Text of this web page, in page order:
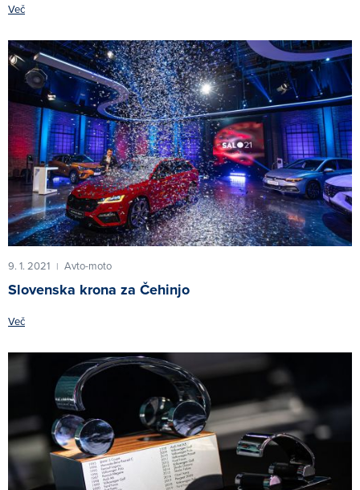
Več
9. 1. 2021 | Avto-moto
Slovenska krona za Čehinjo
Več